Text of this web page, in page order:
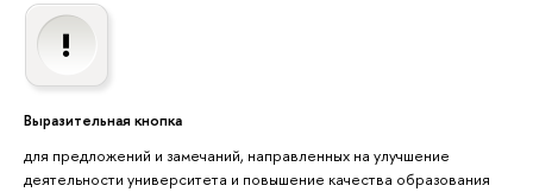
Выразительная кнопка
для предложений и замечаний, направленных на улучшение
деятельности университета и повышение качества образования